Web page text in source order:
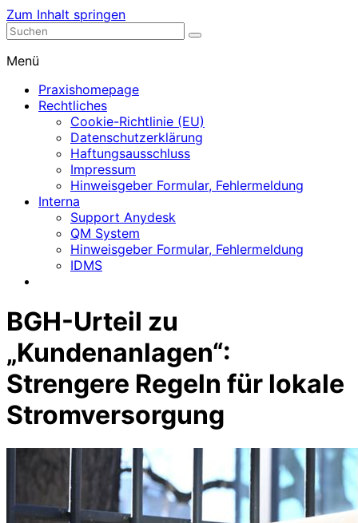
Zum Inhalt springen
Nephrologische Praxis mit Dialyse
Menü
Praxishomepage
Rechtliches
Cookie-Richtlinie (EU)
Datenschutzerklärung
Haftungsausschluss
Impressum
Hinweisgeber Formular, Fehlermeldung
Interna
Support Anydesk
QM System
Hinweisgeber Formular, Fehlermeldung
IDMS
BGH-Urteil zu
„Kundenanlagen“:
Strengere Regeln für lokale
Stromversorgung